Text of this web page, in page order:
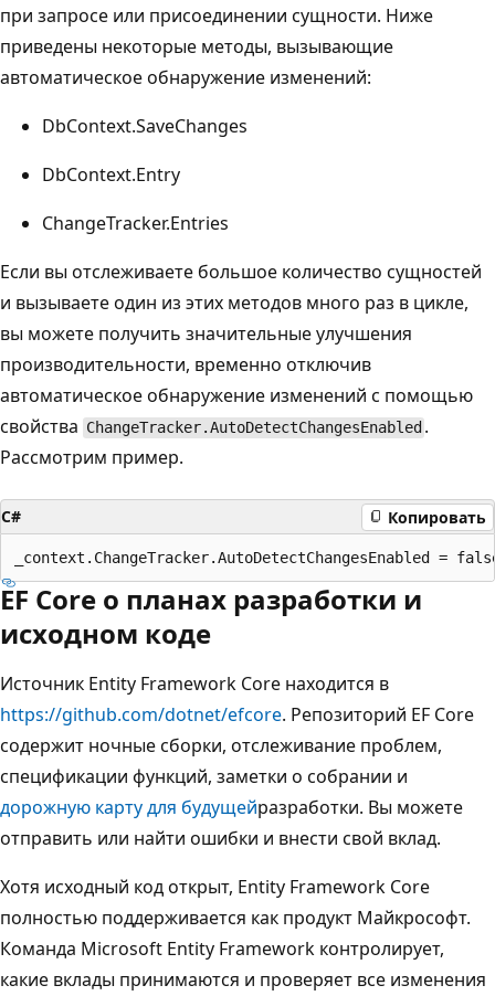
при запросе или присоединении сущности. Ниже
приведены некоторые методы, вызывающие
автоматическое обнаружение изменений:
DbContext.SaveChanges
DbContext.Entry
ChangeTracker.Entries
Если вы отслеживаете большое количество сущностей
и вызываете один из этих методов много раз в цикле,
вы можете получить значительные улучшения
производительности, временно отключив
автоматическое обнаружение изменений с помощью
свойства ChangeTracker.AutoDetectChangesEnabled .
Рассмотрим пример.
C# Копировать
EF Core о планах разработки и
исходном коде
Источник Entity Framework Core находится в
https://github.com/dotnet/efcore. Репозиторий EF Core
содержит ночные сборки, отслеживание проблем,
спецификации функций, заметки о собрании и
дорожную карту для будущейразработки. Вы можете
отправить или найти ошибки и внести свой вклад.
Хотя исходный код открыт, Entity Framework Core
полностью поддерживается как продукт Майкрософт.
Команда Microsoft Entity Framework контролирует,
какие вклады принимаются и проверяет все изменения